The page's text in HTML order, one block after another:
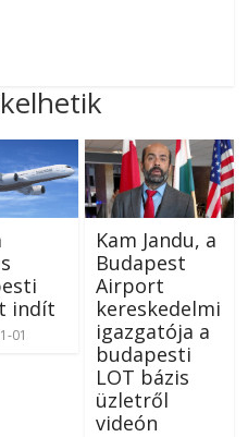
indít
01
Kam Jandu, a
Budapest
Airport
kereskedelmi
igazgatója a
budapesti
LOT bázis
üzletről
videón